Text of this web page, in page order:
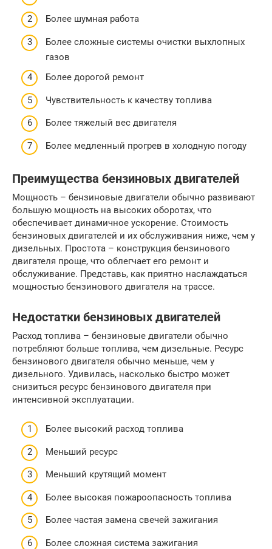
Более шумная работа
Более сложные системы очистки выхлопных
газов
Более дорогой ремонт
Чувствительность к качеству топлива
Более тяжелый вес двигателя
Более медленный прогрев в холодную погоду
Преимущества бензиновых двигателей
Мощность – бензиновые двигатели обычно развивают
большую мощность на высоких оборотах, что
обеспечивает динамичное ускорение. Стоимость
бензиновых двигателей и их обслуживания ниже, чем у
дизельных. Простота – конструкция бензинового
двигателя проще, что облегчает его ремонт и
обслуживание. Представь, как приятно наслаждаться
мощностью бензинового двигателя на трассе.
Недостатки бензиновых двигателей
Расход топлива – бензиновые двигатели обычно
потребляют больше топлива, чем дизельные. Ресурс
бензинового двигателя обычно меньше, чем у
дизельного. Удивилась, насколько быстро может
снизиться ресурс бензинового двигателя при
интенсивной эксплуатации.
Более высокий расход топлива
Меньший ресурс
Меньший крутящий момент
Более высокая пожароопасность топлива
Более частая замена свечей зажигания
Более сложная система зажигания